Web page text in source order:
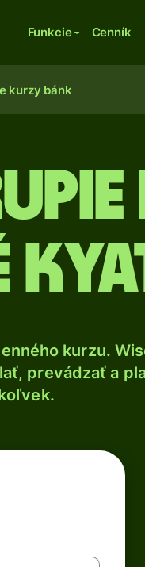
Funkcie Cenník
kurzy bánk
kurzu.
prevádzať a